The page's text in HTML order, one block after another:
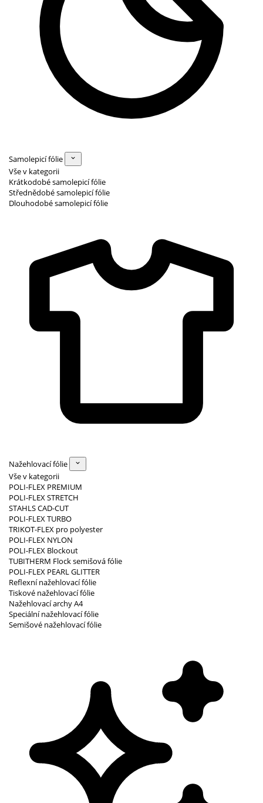
Samolepicí fólie
Vše v kategorii
Krátkodobé samolepicí fólie
Střednědobé samolepicí fólie
Dlouhodobé samolepicí fólie
Nažehlovací fólie
Vše v kategorii
POLI-FLEX PREMIUM
POLI-FLEX STRETCH
STAHLS CAD-CUT
POLI-FLEX TURBO
TRIKOT-FLEX pro polyester
POLI-FLEX NYLON
POLI-FLEX Blockout
TUBITHERM Flock semišová fólie
POLI-FLEX PEARL GLITTER
Reflexní nažehlovací fólie
Tiskové nažehlovací fólie
Nažehlovací archy A4
Speciální nažehlovací fólie
Semišové nažehlovací fólie